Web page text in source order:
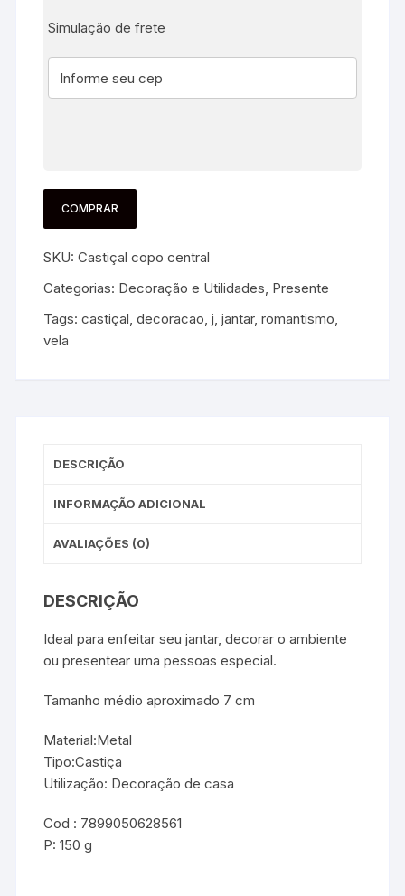
Simulação de frete
COMPRAR
SKU:Castiçal copo central
Categorias: Decoração e Utilidades, Presente
Tags:castiçal,decoracao,j,jantar,romantismo,
vela
DESCRIÇÃO
INFORMAÇÃO ADICIONAL
AVALIAÇÕES (0)
DESCRIÇÃO
Ideal para enfeitar seu jantar, decorar o ambiente
ou presentear uma pessoas especial.
Tamanho médio aproximado 7 cm
Material:Metal
Tipo:Castiça
Utilização: Decoração de casa
Cod : 7899050628561
P: 150 g